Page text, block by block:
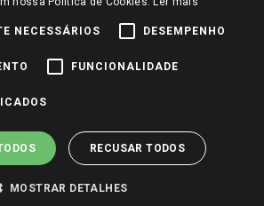
NECESSÁRIOS DESEMPENHO
FUNCIONALIDADE
RECUSAR TODOS
MOSTRAR DETALHES